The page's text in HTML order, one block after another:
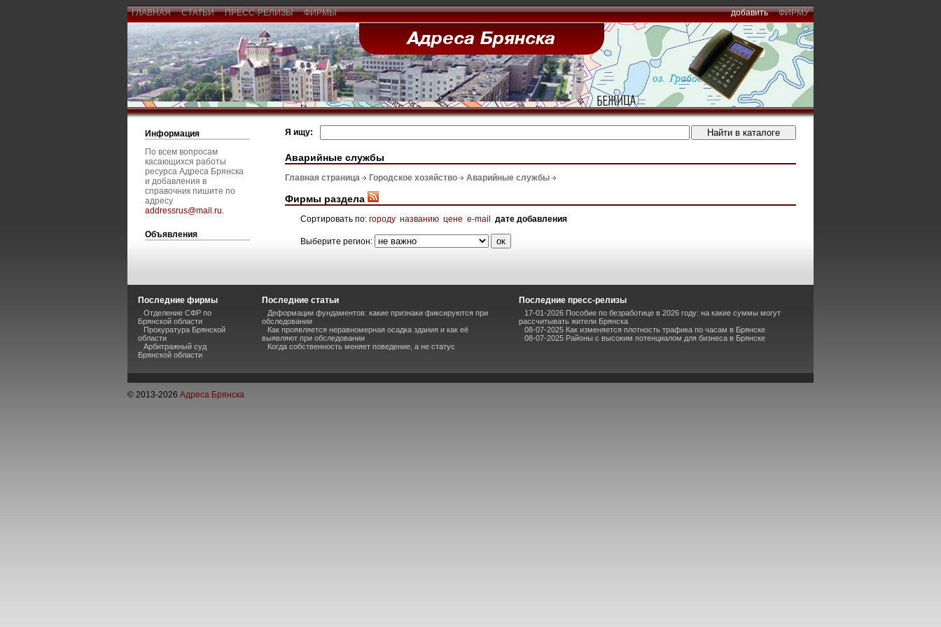
ГЛАВНАЯ СТАТЬИ ПРЕСС-РЕЛИЗЫ ФИРМЫ добавить ФИРМУ
Информация
По всем вопросам
касающихся работы
ресурса Адреса Брянска
и добавления в
справочник пишите по
адресу
addressrus@mail.ru.
Объявления
Я ищу:
Аварийные службы
Главная страница Городское хозяйство Аварийные службы
Фирмы раздела
Сортировать по: городу названию цене e-mail дате добавления
Выберите регион:
Последние фирмы
Отделение СФР по
Брянской области
Прокуратура Брянской
области
Арбитражный суд
Брянской области
Последние статьи
Деформации фундаментов: какие признаки фиксируются при
обследовании
Как проявляется неравномерная осадка здания и как её
выявляют при обследовании
Когда собственность меняет поведение, а не статус
Последние пресс-релизы
17-01-2026 Пособие по безработице в 2026 году: на какие суммы могут
рассчитывать жители Брянска
08-07-2025 Как изменяется плотность трафика по часам в Брянске
08-07-2025 Районы с высоким потенциалом для бизнеса в Брянске
© 2013-2026 Адреса Брянска